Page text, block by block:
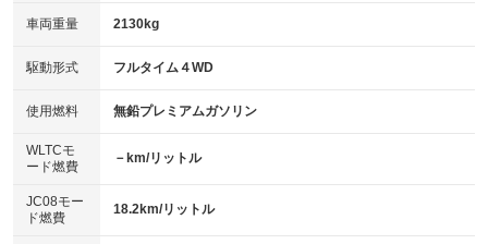
アイドリングストップ
：装備なし
USB入力端子
：装備あり
100V電源
：装備あり
センターデフロック
：装備なし
電動格納ミラー
：装備あり
HID(キセノンライト)
バックカメラ
エアロ
：装備なし
ローダウン
：装備なし
車両重量 2130kg
駆動形式 フルタイム４WD
使用燃料 無鉛プレミアムガソリン
WLTCモ
ード燃費
－km/リットル
JC08モー
ド燃費
18.2km/リットル